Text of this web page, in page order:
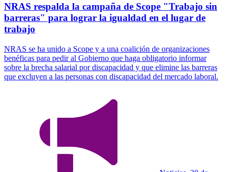
NRAS respalda la campaña de Scope "Trabajo sin
barreras" para lograr la igualdad en el lugar de
trabajo
NRAS se ha unido a Scope y a una coalición de organizaciones
benéficas para pedir al Gobierno que haga obligatorio informar
sobre la brecha salarial por discapacidad y que elimine las barreras
que excluyen a las personas con discapacidad del mercado laboral.